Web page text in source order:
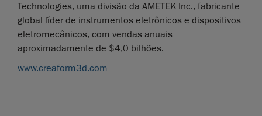
Technologies, uma divisão da AMETEK Inc., fabricante
global líder de instrumentos eletrônicos e dispositivos
eletromecânicos, com vendas anuais
aproximadamente de $4,0 bilhões.
www.creaform3d.com